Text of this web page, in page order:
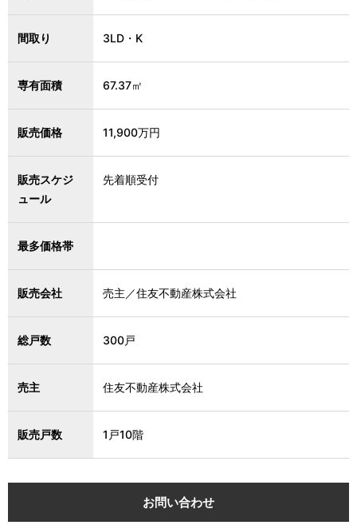
間取り 3LD・K
専有面積 67.37㎡
販売価格 11,900万円
販売スケジ
ュール
先着順受付
最多価格帯
販売会社 売主／住友不動産株式会社
総戸数 300戸
売主 住友不動産株式会社
販売戸数 1戸10階
お問い合わせ